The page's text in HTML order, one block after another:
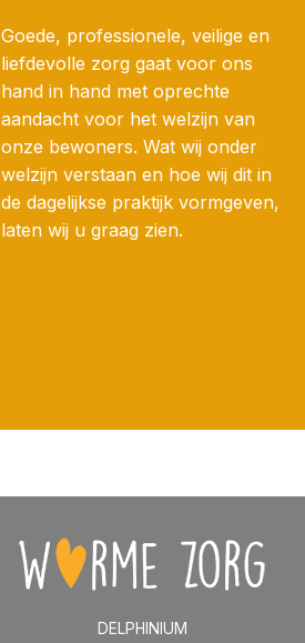
Goede, professionele, veilige en
liefdevolle zorg gaat voor ons
hand in hand met oprechte
aandacht voor het welzijn van
onze bewoners. Wat wij onder
welzijn verstaan en hoe wij dit in
de dagelijkse praktijk vormgeven,
laten wij u graag zien.
DELPHINIUM